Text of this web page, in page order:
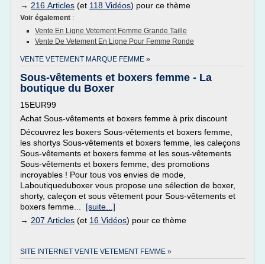
→ 216 Articles (et 118 Vidéos) pour ce thème
Voir également :
Vente En Ligne Vetement Femme Grande Taille
Vente De Vetement En Ligne Pour Femme Ronde
VENTE VETEMENT MARQUE FEMME »
Sous-vêtements et boxers femme - La
boutique du Boxer
15EUR99
Achat Sous-vêtements et boxers femme à prix discount
Découvrez les boxers Sous-vêtements et boxers femme,
les shortys Sous-vêtements et boxers femme, les caleçons
Sous-vêtements et boxers femme et les sous-vêtements
Sous-vêtements et boxers femme, des promotions
incroyables ! Pour tous vos envies de mode,
Laboutiqueduboxer vous propose une sélection de boxer,
shorty, caleçon et sous vêtement pour Sous-vêtements et
boxers femme... [suite...]
→ 207 Articles (et 16 Vidéos) pour ce thème
SITE INTERNET VENTE VETEMENT FEMME »